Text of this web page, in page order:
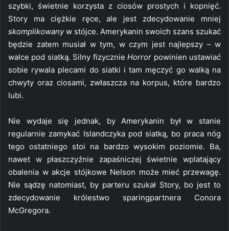
szybki, świetnie korzysta z ciosów prostych i kopnięć.
Story ma ciężkie ręce, ale jest zdecydowanie mniej
skomplikowanyw stójce. Amerykanin swoich szans szukać
będzie zatem musiał w tym, w czym jest najlepszy – w
walce pod siatką. Silny fizycznieHorror powinien ustawiać
sobie rywala plecami do siatki i tam męczyć go walką na
chwyty oraz ciosami, zwłaszcza na korpus, które bardzo
lubi.
Nie wydaje się jednak, by Amerykanin był w stanie
regularnie zamykać Islandczyka pod siatką, bo praca nóg
tego ostatniego stoi na bardzo wysokim poziomie. Ba,
nawet w płaszczyźnie zapaśniczej świetnie wplatający
obalenia w akcje stójkowe Nelson może mieć przewagę.
Nie sądzę natomiast, by parteru szukał Story, bo jest to
zdecydowanie królestwo sparingpartnera Conora
McGregora.